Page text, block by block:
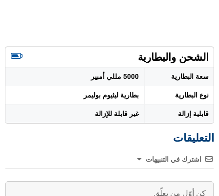
الشحن والبطارية
سعة البطارية 5000 مللي أمبير
نوع البطارية بطارية ليثيوم بوليمر
قابلية إزالة غير قابلة للإزالة
التعليقات
اشترك في التنبيهات